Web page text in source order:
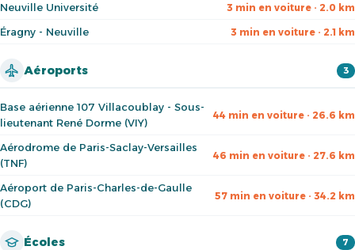
Neuville Université 3 min en voiture · 2.0 km
Éragny - Neuville 3 min en voiture · 2.1 km
Aéroports 3
Base aérienne 107 Villacoublay - Sous-
lieutenant René Dorme (VIY)
44 min en voiture · 26.6 km
Aérodrome de Paris-Saclay-Versailles
(TNF)
46 min en voiture · 27.6 km
Aéroport de Paris-Charles-de-Gaulle
(CDG)
57 min en voiture · 34.2 km
Écoles 7